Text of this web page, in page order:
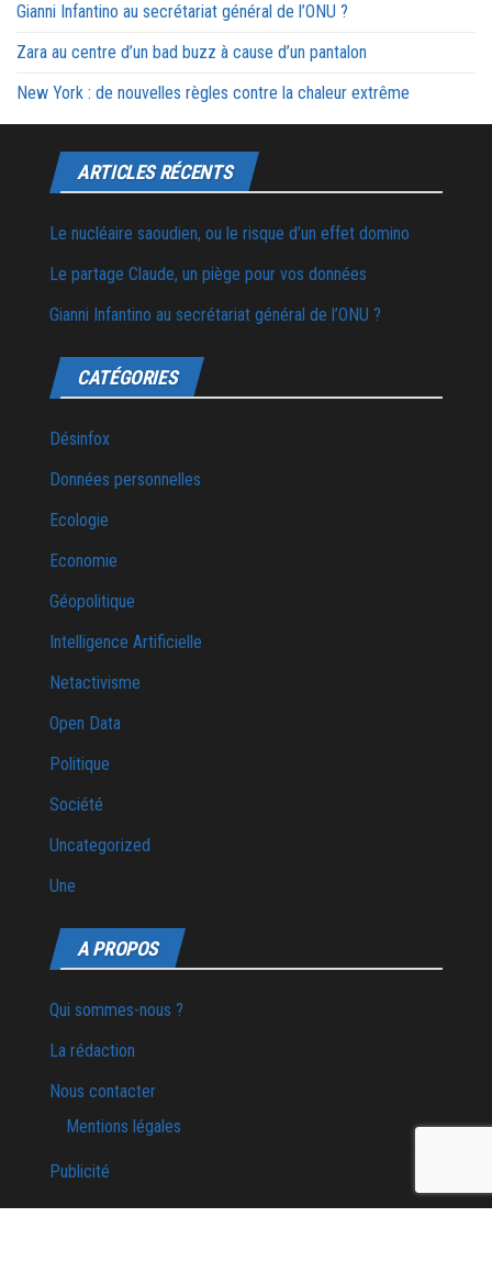
Gianni Infantino au secrétariat général de l’ONU ?
Zara au centre d’un bad buzz à cause d’un pantalon
New York : de nouvelles règles contre la chaleur extrême
ARTICLES RÉCENTS
Le nucléaire saoudien, ou le risque d’un effet domino
Le partage Claude, un piège pour vos données
Gianni Infantino au secrétariat général de l’ONU ?
CATÉGORIES
Désinfox
Données personnelles
Ecologie
Economie
Géopolitique
Intelligence Artificielle
Netactivisme
Open Data
Politique
Société
Uncategorized
Une
A PROPOS
Qui sommes-nous ?
La rédaction
Nous contacter
Mentions légales
Publicité